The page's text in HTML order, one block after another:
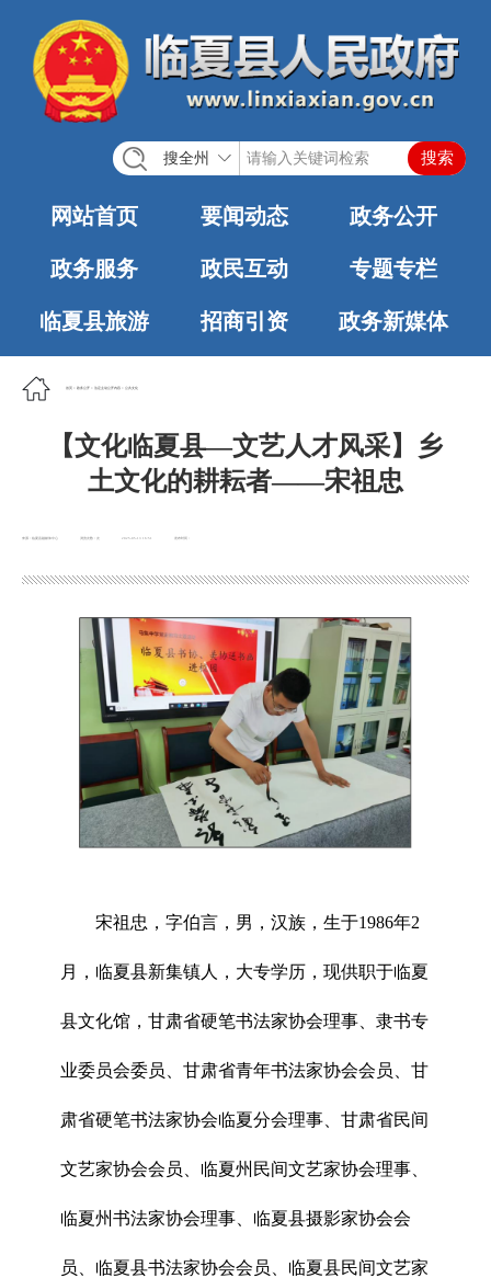
搜全州
网站首页 要闻动态 政务公开
政务服务 政民互动 专题专栏
临夏县旅游 招商引资 政务新媒体
首页 政务公开 法定主动公开内容 公共文化
【文化临夏县—文艺人才风采】乡
土文化的耕耘者——宋祖忠
浏览次数： 发布时间：
2025-05-13 16:51
宋祖忠，字伯言，男，汉族，生于1986年2
月，临夏县新集镇人，大专学历，现供职于临夏
县文化馆，甘肃省硬笔书法家协会理事、隶书专
业委员会委员、甘肃省青年书法家协会会员、甘
肃省硬笔书法家协会临夏分会理事、甘肃省民间
文艺家协会会员、临夏州民间文艺家协会理事、
临夏州书法家协会理事、临夏县摄影家协会会
员、临夏县书法家协会会员、临夏县民间文艺家